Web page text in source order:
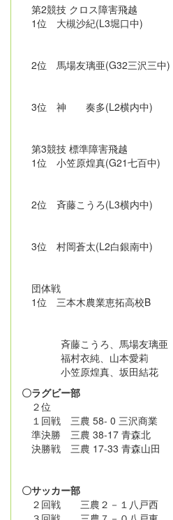
第2競技 クロス障害飛越
1位 大槻沙紀(L3堀口中)
2位 馬場友璃亜(G32三沢三中)
3位 神 奏多(L2横内中)
第3競技 標準障害飛越
1位 小笠原煌真(G21七百中)
2位 斉藤こうろ(L3横内中)
3位 村岡蒼太(L2白銀南中)
団体戦
1位 三本木農業恵拓高校B
斉藤こうろ、馬場友璃亜
福村衣純、山本愛莉
小笠原煌真、坂田結花
〇ラグビー部
２位
１回戦 三農 58- 0 三沢商業
準決勝 三農 38-17 青森北
決勝戦 三農 17-33 青森山田
〇サッカー部
２回戦 三農２－１八戸西